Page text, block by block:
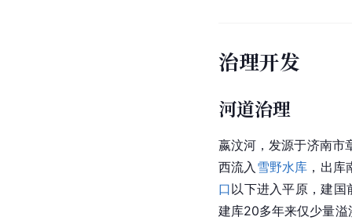
治理开发
河道治理
嬴汶河，发源于济南市
西流入 雪野水库 ，出
口以下进入平原，建
建库20多年来仅少量溢